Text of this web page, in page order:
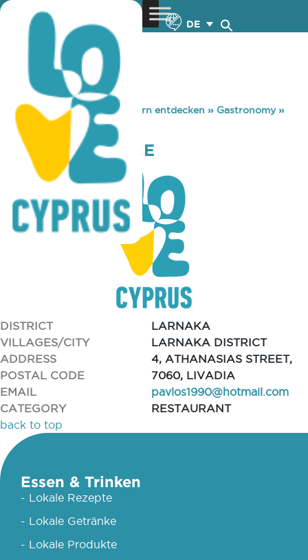
DE
You are here: Home »Zypern entdecken » Gastronomy»
PAVLICIO PALACE
PAVLICIO PALACE
DISTRICT
LARNAKA
VILLAGES/CITY
LARNAKA DISTRICT
ADDRESS
4, ATHANASIAS STREET,
POSTAL CODE
7060, LIVADIA
EMAIL
pavlos1990@hotmail.com
CATEGORY
RESTAURANT
back to top
Essen & Trinken
- Lokale Rezepte
- Lokale Getränke
- Lokale Produkte